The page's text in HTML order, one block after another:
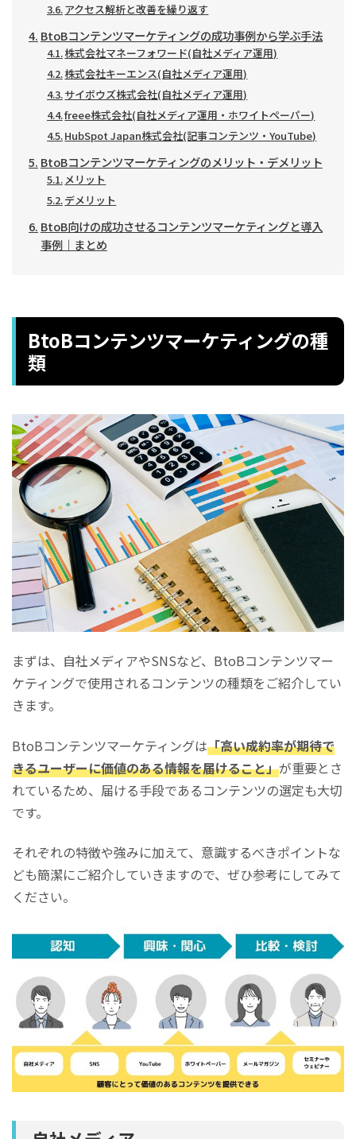
アクセス解析と改善を繰り返す
BtoBコンテンツマーケティングの成功事例から学ぶ手法
株式会社マネーフォワード(自社メディア運用)
株式会社キーエンス(自社メディア運用)
サイボウズ株式会社(自社メディア運用)
freee株式会社(自社メディア運用・ホワイトペーパー)
HubSpot Japan株式会社(記事コンテンツ・YouTube)
BtoBコンテンツマーケティングのメリット・デメリット
メリット
デメリット
BtoB向けの成功させるコンテンツマーケティングと導入
事例｜まとめ
BtoBコンテンツマーケティングの種
類
まずは、自社メディアやSNSなど、BtoBコンテンツマー
ケティングで使用されるコンテンツの種類をご紹介してい
きます。
BtoBコンテンツマーケティングは「高い成約率が期待で
きるユーザーに価値のある情報を届けること」が重要とさ
れているため、届ける手段であるコンテンツの選定も大切
です。
それぞれの特徴や強みに加えて、意識するべきポイントな
ども簡潔にご紹介していきますので、ぜひ参考にしてみて
ください。